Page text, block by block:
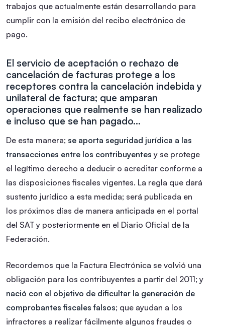
trabajos que actualmente están desarrollando para
cumplir con la emisión del recibo electrónico de
pago.
El servicio de aceptación o rechazo de
cancelación de facturas protege a los
receptores contra la cancelación indebida y
unilateral de factura; que amparan
operaciones que realmente se han realizado
e incluso que se han pagado…
De esta manera; se aporta seguridad jurídica a las
transacciones entre los contribuyentes y se protege
el legítimo derecho a deducir o acreditar conforme a
las disposiciones fiscales vigentes. La regla que dará
sustento jurídico a esta medida; será publicada en
los próximos días de manera anticipada en el portal
del SAT y posteriormente en el Diario Oficial de la
Federación.
Recordemos que la Factura Electrónica se volvió una
obligación para los contribuyentes a partir del 2011; y
nació con el objetivo de dificultar la generación de
comprobantes fiscales falsos; que ayudan a los
infractores a realizar fácilmente algunos fraudes o